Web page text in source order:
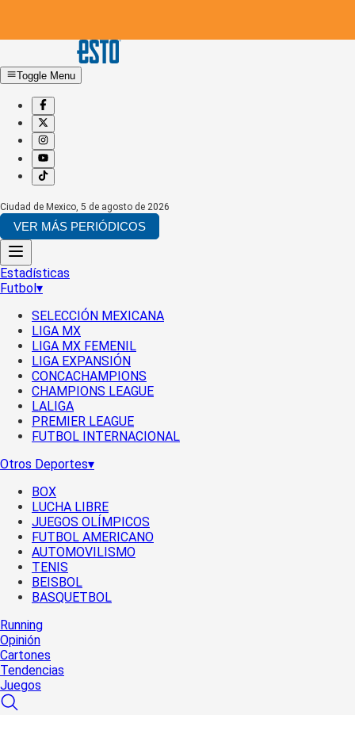
Toggle Menu
Ciudad de Mexico, 5 de agosto de 2026
VER MÁS PERIÓDICOS
Estadísticas
Futbol▾
SELECCIÓN MEXICANA
LIGA MX
LIGA MX FEMENIL
LIGA EXPANSIÓN
CONCACHAMPIONS
CHAMPIONS LEAGUE
LALIGA
PREMIER LEAGUE
FUTBOL INTERNACIONAL
Otros Deportes▾
BOX
LUCHA LIBRE
JUEGOS OLÍMPICOS
FUTBOL AMERICANO
AUTOMOVILISMO
TENIS
BEISBOL
BASQUETBOL
Running
Opinión
Cartones
Tendencias
Juegos